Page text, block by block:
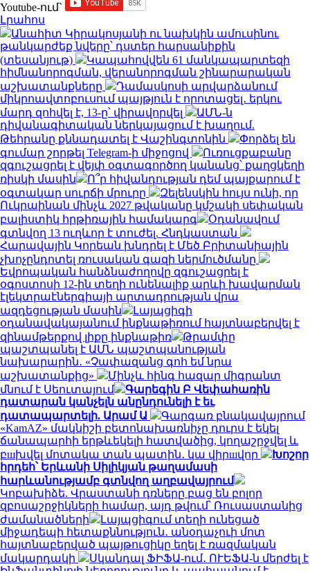
Youtube-ում`
Լրահոս
Անահիտ Կիրակոսյանի ու նախկին ամուսինու
թանկարժեք նվերը՝ դստեր հարսանիքին
(տեսանյութ)
Կապահովվեն 61 մանկապարտեզի
հիմնանորոգման, վերանորոգման շինարարական
աշխատանքները
Դամասկոսի արվարձանում
միկրոավտոբուսում պայթյուն է որոտացել․ երկու
մարդ զոհվել է, 13-ը՝ վիրավորվել
ԱՄՆ-ն
դիվանագիտական ներկայացում է խաղում.
Թեհրանը քննադատել է Վաշինգտոնին
Փորձել են
գումար շորթել Telegram-ի միջոցով
Ուռուցքաբանը
զգուշացրել է վեյփ օգտագործող կանանց՝ քաղցկեղի
ռիսկի մասին
Ո՞ր հիվանդության դեմ պայքարում է
օգտակար սուրճի մրուրը
Զելենսկին հույս ունի, որ
Ուկրաինան մինչև 2027 թվականը կմշակի սեփական
բալիստիկ հրթիռային համակարգ
Օդանավում
գտնվող 13 ուղևոր է տուժել. Հնդկաստան
Հարավային Կորեան խնդրել է Մեծ Բրիտանիային
չխոչընդոտել ռուսական գազի ներմուծմանը
Եվրոպական հանձնաժողովը զգուշացրել է
օգոստոսի 12-ին տեղի ունենալիք արևի խավարման
էլեկտրաէներգիայի արտադրության վրա
ազդեցության մասին
Լայպցիգի
օդանավակայանում ինքնաթիռում հայտնաբերվել է
զինամթերքով լիքը ինքնաթիռ
Թրամփը
պաշտպանել է ԱՄՆ պաշտպանության
նախարարին․ «Չափազանց գոհ եմ նրա
աշխատանքից»
Մինչև հինգ հազար միգրանտ
մնում է Սեուտայում
Գարեգին Բ Վեփահառին
դատարան կանչելն անընդունելի է եւ
դատապարտելի. Արամ Ա
Գարգառ բնակավայրում
«KamAZ» մակնիշի բետոնախառնիչը դուրս է եկել
ճանապարհի երթևեկելի հատվածից, կողաշրջվել և
բшխվել մոտակա տան պատին․ կա վիրшվոր
Խոշոր
հրդեհ՝ Երևանի Սիլիկյան թաղամասի
հարևանությամբ գտնվող աղբավայրում
Կոբախիձե. Վրաստանի դռները բաց են բոլոր
զբոսաշրջիկների համար, այդ թվում՝ Ռուսաստանից
ժամանածների
Լայպցիգում տեղի ունեցած
միջադեպի հետաքննություն․ անօդաչուի մոտ
հայտնաբերված պայթուցիկը եղել է ռազմական
մակարդակի
Սկանդալ ՖԻՖԱ-ում․ ՈՒԵՖԱ-ն մերժել է